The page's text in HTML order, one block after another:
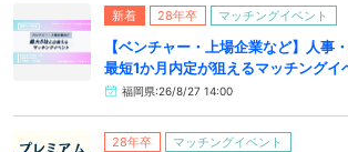
新着 28年卒 マッチングイベント
【ベンチャー・上場企業など】人事
最短1か月内定が狙えるマッチングイ
福岡県:26/8/27 14:00
28年卒 マッチングイベント